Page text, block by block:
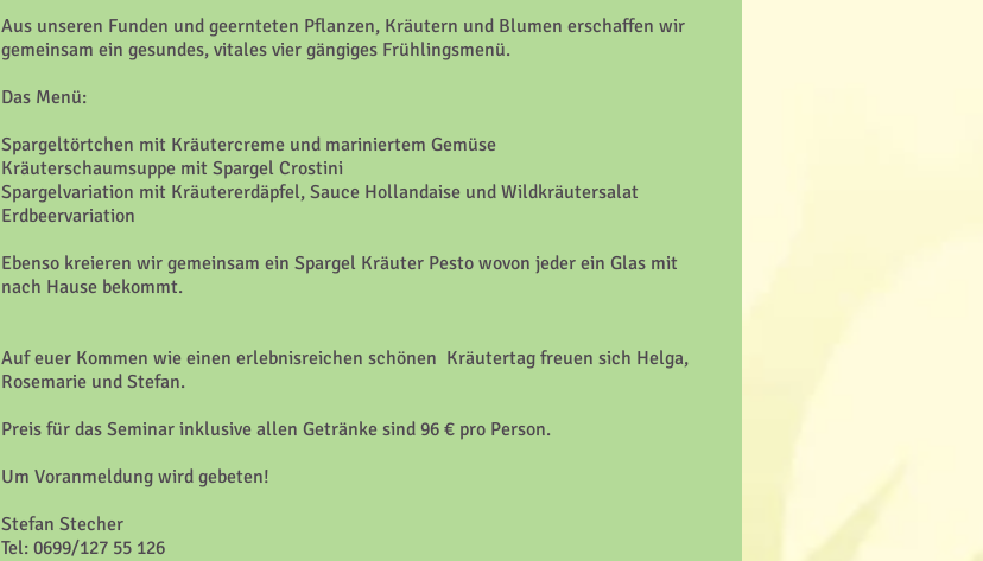
Aus unseren Funden und geernteten Pflanzen, Kräutern und Blumen erschaffen wir
gemeinsam ein gesundes, vitales vier gängiges Frühlingsmenü.
Das Menü:
Spargeltörtchen mit Kräutercreme und mariniertem Gemüse
Kräuterschaumsuppe mit Spargel Crostini
Spargelvariation mit Kräutererdäpfel, Sauce Hollandaise und Wildkräutersalat
Erdbeervariation
Ebenso kreieren wir gemeinsam ein Spargel Kräuter Pesto wovon jeder ein Glas mit
nach Hause bekommt.
Auf euer Kommen wie einen erlebnisreichen schönen Kräutertag freuen sich Helga,
Rosemarie und Stefan.
Preis für das Seminar inklusive allen Getränke sind 96 € pro Person.
Um Voranmeldung wird gebeten!
Stefan Stecher
Tel: 0699/127 55 126